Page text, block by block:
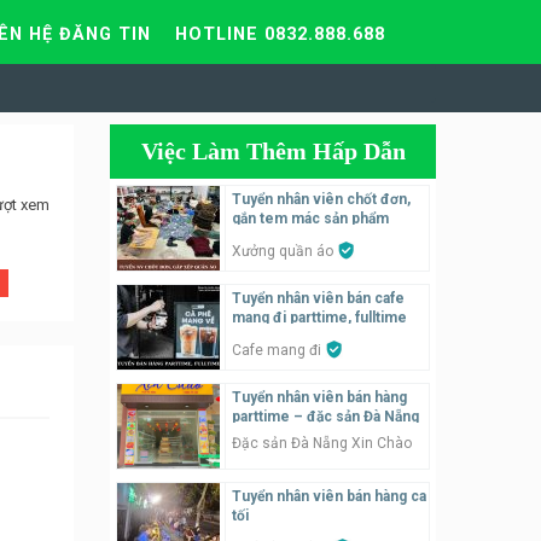
HỆ ĐĂNG TIN HOTLINE 0832.888.688
xem
Việc Làm Thêm Hấp Dẫn
Tuyển nhân viên chốt đơn,
gắn tem mác sản phẩm
Xưởng quần áo
Tuyển nhân viên bán cafe
mang đi parttime, fulltime
Cafe mang đi
Tuyển nhân viên bán hàng
parttime – đặc sản Đà Nẵng
Đặc sản Đà Nẵng Xin Chào
Tuyển nhân viên bán hàng ca
tối